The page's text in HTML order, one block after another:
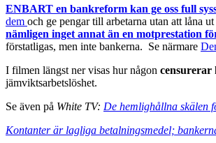
ENBART en bankreform kan ge oss full
dem och ge pengar till arbetarna utan att låna
nämligen inget annat än en motprestation
förstatligas, men inte bankerna. Se närmare
I filmen längst ner visas hur någon censurerar
jämviktsarbetslöshet.
Se även på White TV: De hemlighållna skälen
Kontanter är lagliga betalningsmedel;